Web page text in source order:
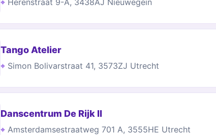
Herenstraat 9-A, 3438AJ Nieuwegein
Tango Atelier
Simon Bolivarstraat 41, 3573ZJ Utrecht
Danscentrum De Rijk II
Amsterdamsestraatweg 701 A, 3555HE Utrecht